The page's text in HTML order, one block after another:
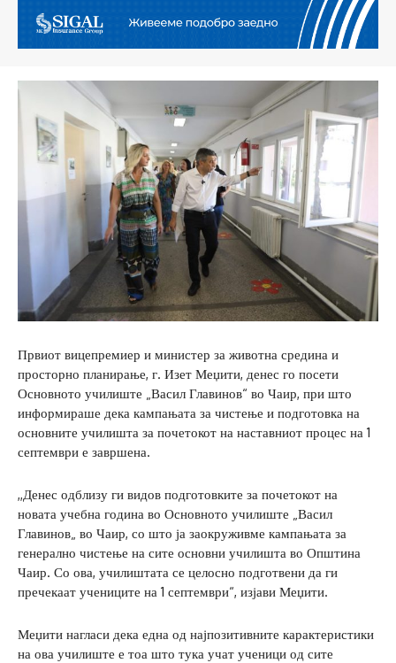
Првиот вицепремиер и министер за животна средина и
просторно планирање, г. Изет Меџити, денес го посети
Основното училиште „Васил Главинов“ во Чаир, при што
информираше дека кампањата за чистење и подготовка на
основните училишта за почетокот на наставниот процес на 1
септември е завршена.
,,Денес одблизу ги видов подготовките за почетокот на
новата учебна година во Основното училиште „Васил
Главинов„ во Чаир, со што ја заокруживме кампањата за
генерално чистење на сите основни училишта во Општина
Чаир. Со ова, училиштата се целосно подготвени да ги
пречекаат учениците на 1 септември“, изјави Меџити.
Меџити нагласи дека една од најпозитивните карактеристики
на ова училиште е тоа што тука учат ученици од сите